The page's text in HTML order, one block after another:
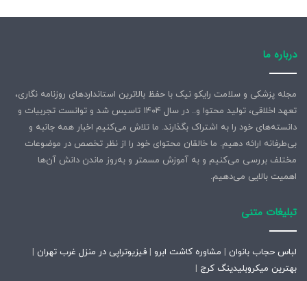
درباره ما
مجله پزشکی و سلامت رایکو نیک با حفظ بالاترین استانداردهای روزنامه نگاری،
تعهد اخلاقی، تولید محتوا و.. در سال ۱۴۰۴ تاسیس شد و توانست تجربیات و
دانسته‌های خود را به اشتراک بگذارند. ما تلاش می‌کنیم اخبار همه جانبه و
بی‌طرفانه ارائه دهیم. ما خالقان محتوای خود را از نظر تخصص در موضوعات
مختلف بررسی می‌کنیم و به آموزش مسمتر و به‌روز ماندن دانش آن‌ها
اهمیت بالایی می‌دهیم.
تبلیغات متنی
لباس حجاب بانوان | مشاوره کاشت ابرو | فیزیوتراپی در منزل غرب تهران |
بهترین میکروبلیدینگ کرج |